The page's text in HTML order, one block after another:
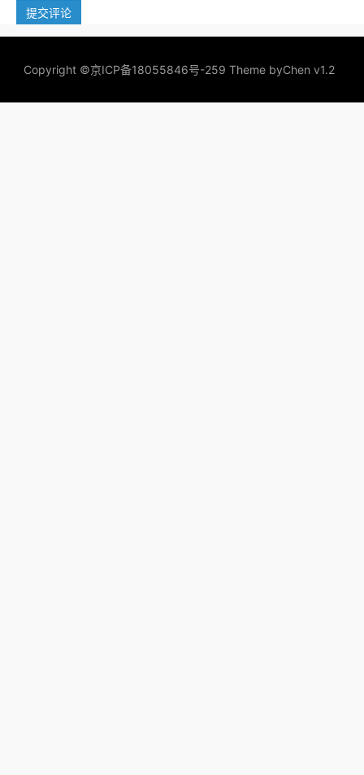
Copyright ©京ICP备18055846号-259 Theme byChen v1.2